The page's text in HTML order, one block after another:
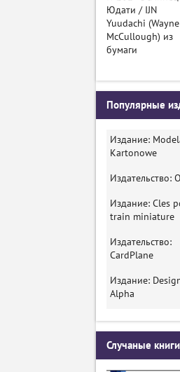
Юдати / IJN
Yuudachi (Wayne
McCullough) из
бумаги
Популярные
Издание:
Kartonowe
Издательство:
Издание: Cles
train miniature
Издательство:
CardPlane
Издание:
Alpha
Случаные книги